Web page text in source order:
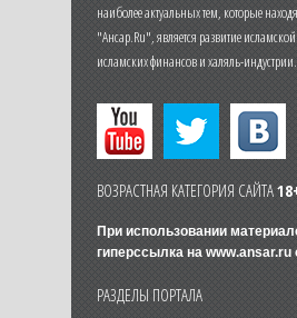
наиболее актуальных тем, которые
"Ансар.Ru", является развитие
исламских финансов и халяль-индустрии.
ВОЗРАСТНАЯ КАТЕГОРИЯ САЙТА
При использовании
гиперссылка на www.ansar.ru
РАЗДЕЛЫ ПОРТАЛА